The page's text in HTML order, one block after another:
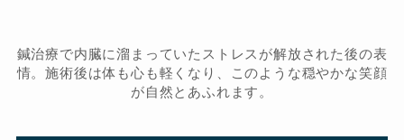
鍼治療で内臓に溜まっていたストレスが解放された後の表
情。施術後は体も心も軽くなり、このような穏やかな笑顔
が自然とあふれます。